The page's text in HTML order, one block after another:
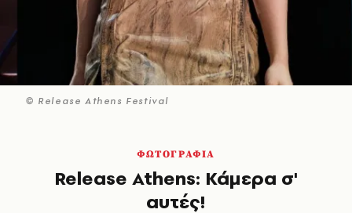
© Release Athens Festival
ΦΩΤΟΓΡΑΦΙΑ
Release Athens: Κάμερα σ'
αυτές!